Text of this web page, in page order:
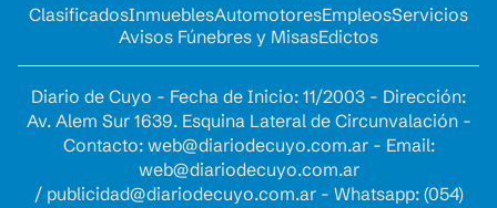
ClasificadosInmueblesAutomotoresEmpleosServicios
Avisos Fúnebres y MisasEdictos
Diario de Cuyo - Fecha de Inicio: 11/2003 - Dirección:
Av. Alem Sur 1639. Esquina Lateral de Circunvalación -
Contacto: web@diariodecuyo.com.ar- Email:
web@diariodecuyo.com.ar
/ publicidad@diariodecuyo.com.ar- Whatsapp: (054)